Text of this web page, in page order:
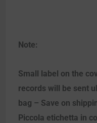
Note:
Small label on the
records will be sent
bag – Save on
Piccola etichetta in